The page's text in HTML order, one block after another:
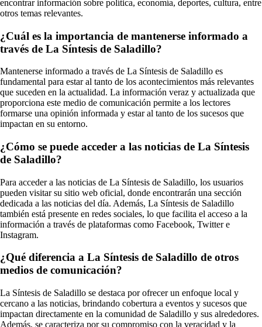
encontrar información sobre política, economía, deportes, cultura, entre
otros temas relevantes.
¿Cuál es la importancia de mantenerse informado a
través de La Síntesis de Saladillo?
Mantenerse informado a través de La Síntesis de Saladillo es
fundamental para estar al tanto de los acontecimientos más relevantes
que suceden en la actualidad. La información veraz y actualizada que
proporciona este medio de comunicación permite a los lectores
formarse una opinión informada y estar al tanto de los sucesos que
impactan en su entorno.
¿Cómo se puede acceder a las noticias de La Síntesis
de Saladillo?
Para acceder a las noticias de La Síntesis de Saladillo, los usuarios
pueden visitar su sitio web oficial, donde encontrarán una sección
dedicada a las noticias del día. Además, La Síntesis de Saladillo
también está presente en redes sociales, lo que facilita el acceso a la
información a través de plataformas como Facebook, Twitter e
Instagram.
¿Qué diferencia a La Síntesis de Saladillo de otros
medios de comunicación?
La Síntesis de Saladillo se destaca por ofrecer un enfoque local y
cercano a las noticias, brindando cobertura a eventos y sucesos que
impactan directamente en la comunidad de Saladillo y sus alrededores.
Además, se caracteriza por su compromiso con la veracidad y la